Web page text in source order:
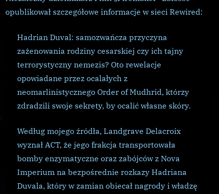
opublikował szczegółowe informacje w sieci Rewired:
Hadrian Duval: samozwańcza przyczyna
zażenowania rodziny cesarskiej czy ich tajny
terrorystyczny nemezis? Oto rewelacje
opowiadane przez ocalałych z
neomarlinistycznego Order of Mudhrid, którzy
zdradzili swoje sekrety, by ocalić własne skóry.
Według mojego źródła, Landgrave Delacroix
wyznał ACT, że jego frakcja transportowała
bomby enzymatyczne oraz zabójców z Nova
Imperium na bezpośrednie rozkazy Hadriana
Duvala, który w zamian obiecał nagrody i władzę